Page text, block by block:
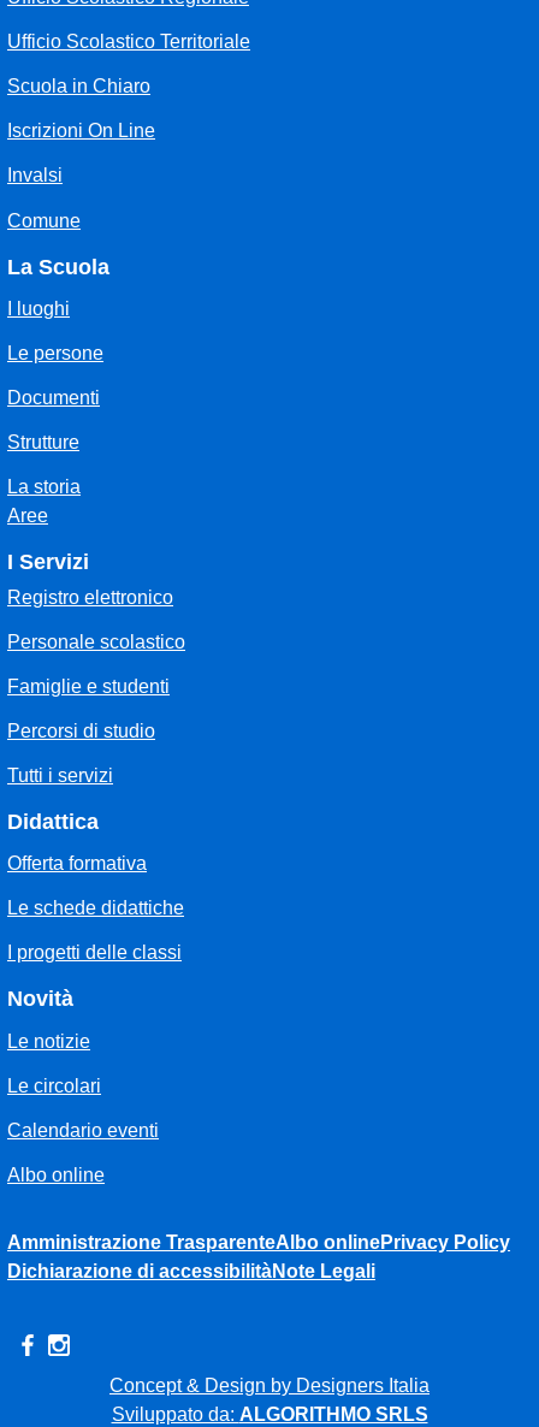
Ufficio Scolastico Territoriale
Scuola in Chiaro
Iscrizioni On Line
Invalsi
Comune
La Scuola
I luoghi
Le persone
Documenti
Strutture
La storia
Aree
I Servizi
Registro elettronico
Personale scolastico
Famiglie e studenti
Percorsi di studio
Tutti i servizi
Didattica
Offerta formativa
Le schede didattiche
I progetti delle classi
Novità
Le notizie
Le circolari
Calendario eventi
Albo online
Amministrazione TrasparenteAlbo onlinePrivacy Policy
Dichiarazione di accessibilitàNote Legali
Concept & Design by Designers Italia
Sviluppato da: ALGORITHMO SRLS